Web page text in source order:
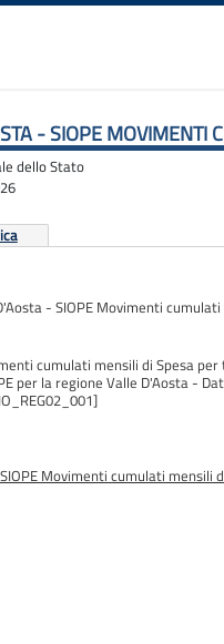
- SIOPE MOVIMENTI
dello Stato
- SIOPE Movimenti
cumulati mensili di Spesa
per la regione Valle D'Aosta -
Movimenti cumulati mensili